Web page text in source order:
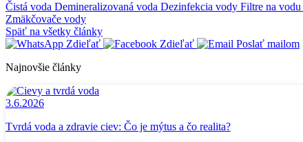
Čistá voda Demineralizovaná voda Dezinfekcia vody Filtre na vodu
Zmäkčovače vody
Späť na všetky články
Zdieľať
Zdieľať
Poslať mailom
Najnovšie články
3.6.2026
Tvrdá voda a zdravie ciev: Čo je mýtus a čo realita?